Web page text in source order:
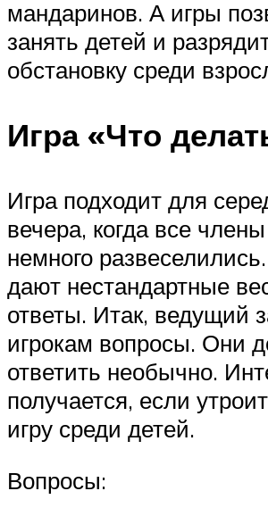
мандаринов. А игры
занять детей и
обстановку среди
Игра «Что
Игра подходит для
вечера, когда все
немного
дают нестандартные
ответы. Итак, ведущий
игрокам вопросы. Они
ответить необычно.
получается, если
игру среди детей.
Вопросы: